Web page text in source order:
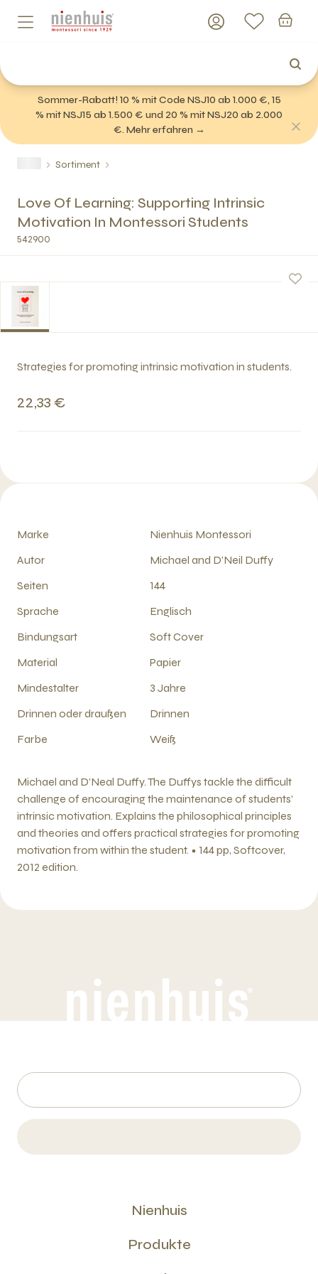
Sommer-Rabatt! 10 % mit Code NSJ10 ab 1.000 €, 15
% mit NSJ15 ab 1.500 € und 20 % mit NSJ20 ab 2.000
€. Mehr erfahren →
Sortiment
Love Of Learning: Supporting Intrinsic
Motivation In Montessori Students
542900
Strategies for promoting intrinsic motivation in students.
22,33 €
Marke
Nienhuis Montessori
Autor
Michael and D’Neil Duffy
Seiten
144
Sprache
Englisch
Bindungsart
Soft Cover
Material
Papier
Mindestalter
3 Jahre
Drinnen oder draußen
Drinnen
Farbe
Weiß
Michael and D’Neal Duffy. The Duffys tackle the difficult
challenge of encouraging the maintenance of students’
intrinsic motivation. Explains the philosophical principles
and theories and offers practical strategies for promoting
motivation from within the student. • 144 pp, Softcover,
2012 edition.
Nienhuis
Produkte